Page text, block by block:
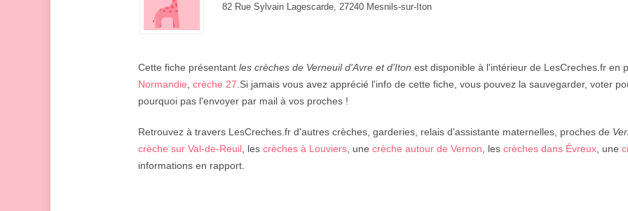
82 Rue Sylvain Lagescarde, 27240 Mesnils-sur-Iton
Cette fiche présentant les crèches de Verneuil d'Avre et d'Iton est disponible à l'intérieur de LesCreches.fr en
Normandie crèche 27 .Si jamais vous avez apprécié l'info de cette fiche, vous pouvez la sauvegarder, voter
pourquoi pas l'envoyer par mail à vos proches !
Retrouvez à travers LesCreches.fr d'autres crèches, garderies, relais d'assistante maternelles, proches de
crèche sur Val-de-Reuil , les crèches à Louviers , une crèche autour de Vernon , les crèches dans Évreux , une
informations en rapport.